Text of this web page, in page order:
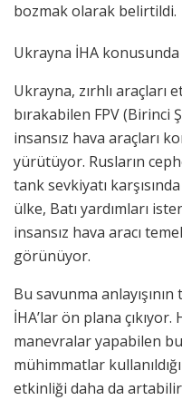
bozmak olarak belirtildi.
Ukrayna İHA
Ukrayna, zırhlı araçları
bırakabilen FPV (Birinci
insansız hava araçları
yürütüyor. Rusların
tank sevkiyatı
ülke, Batı yardımları
insansız hava aracı
görünüyor.
Bu savunma
İHA’lar ön plana
manevralar yapabilen
mühimmatlar
etkinliği daha da